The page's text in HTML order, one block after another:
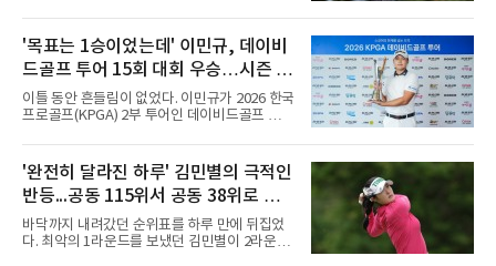
다.안병훈은 8일(한국시간) 미국 뉴저지주 베드
민스터의 트럼프 내셔널 골프 클럽 베드민스터
(파71)에서 열린 2라운드에서 버디 4개와 보기 1
개를 묶어 3언더파 68타를 쳤다. 중간 합계 2언
더파 140타로 피터 율라인(미국), 마크 리슈먼
(호주)과 공동 13위에 자리했다. 공동 10위 그룹
과는 2타 차여서 남은 라운드에서 시즌 두 번째
월 리야드 대회에서 공동 9위로 한국 국적 선수
최초의 톱10을 기록했고,
'목표는 1승이었는데' 이민규, 데이비
드골프 투어 15회 대회 우승…시즌 2
승
이틀 동안 흔들림이 없었다. 이민규가 2026 한국
프로골프(KPGA) 2부 투어인 데이비드골프 투어
을 거뒀다.이민규는 7일 충남 태안 솔라고 CC(파
71)에서 열린 2라운드에서 버디만 8개를 잡아 8
언더파 63타를 쳤다. 전날 보기 없이 9언더파로
개인 18홀 최저타를 세웠던 그는 최종 합계 17언
더파 125타로, 공동 2위 박태완과 안해천(이상
13언더파 129타)을 4타 차로 따돌렸다. 우승 상
금은 2천만원이다.여정에는 성장이 담겼다.
'완전히 달라진 하루' 김민별의 극적인
반등...공동 115위서 공동 38위로 도
약
바닥까지 내려갔던 순위표를 하루 만에 뒤집었
다. 최악의 1라운드를 보냈던 김민별이 2라운드